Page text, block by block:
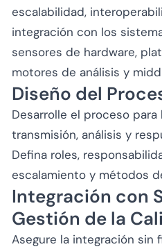
escalabilidad,
integración con los
sensores de hardware,
motores de análisis y
Diseño del
Desarrolle el proceso para
transmisión, análisis y
Defina roles,
escalamiento y métodos
Integración con
Gestión de la
Asegure la integración sin